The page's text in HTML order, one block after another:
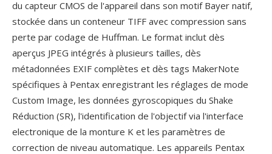
du capteur CMOS de l'appareil dans son motif Bayer natif,
stockée dans un conteneur TIFF avec compression sans
perte par codage de Huffman. Le format inclut dès
aperçus JPEG intégrés à plusieurs tailles, dès
métadonnées EXIF complètes et dès tags MakerNote
spécifiques à Pentax enregistrant les réglages de mode
Custom Image, les données gyroscopiques du Shake
Réduction (SR), l'identification de l'objectif via l'interface
electronique de la monture K et les paramètres de
correction de niveau automatique. Les appareils Pentax